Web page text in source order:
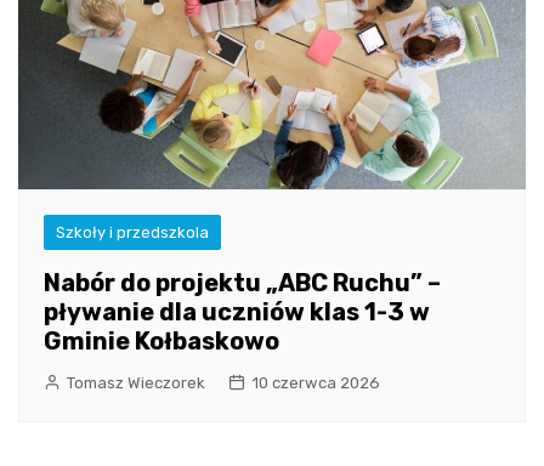
Szkoły i przedszkola
Nabór do projektu „ABC Ruchu” –
pływanie dla uczniów klas 1-3 w
Gminie Kołbaskowo
Tomasz Wieczorek 10 czerwca 2026